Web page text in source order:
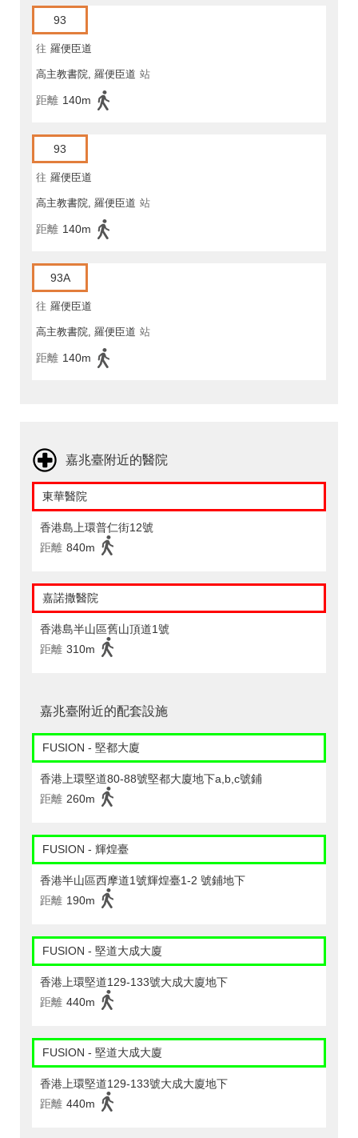
93
往 羅便臣道
高主教書院, 羅便臣道 站
距離 140m
93
往 羅便臣道
高主教書院, 羅便臣道 站
距離 140m
93A
往 羅便臣道
高主教書院, 羅便臣道 站
距離 140m
嘉兆臺附近的醫院
東華醫院
香港島上環普仁街12號
距離 840m
嘉諾撒醫院
香港島半山區舊山頂道1號
距離 310m
嘉兆臺附近的配套設施
FUSION - 堅都大廈
香港上環堅道80-88號堅都大廈地下a,b,c號鋪
距離 260m
FUSION - 輝煌臺
香港半山區西摩道1號輝煌臺1-2 號鋪地下
距離 190m
FUSION - 堅道大成大廈
香港上環堅道129-133號大成大廈地下
距離 440m
FUSION - 堅道大成大廈
香港上環堅道129-133號大成大廈地下
距離 440m